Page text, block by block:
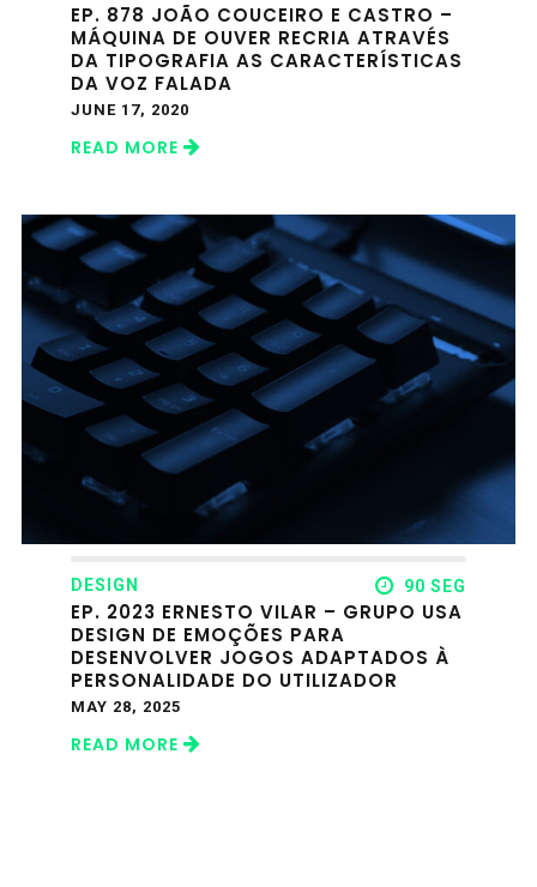
EP. 878 JOÃO COUCEIRO E CASTRO –
MÁQUINA DE OUVER RECRIA ATRAVÉS
DA TIPOGRAFIA AS CARACTERÍSTICAS
DA VOZ FALADA
JUNE 17, 2020
READ MORE
DESIGN 90 SEG
EP. 2023 ERNESTO VILAR – GRUPO USA
DESIGN DE EMOÇÕES PARA
DESENVOLVER JOGOS ADAPTADOS À
PERSONALIDADE DO UTILIZADOR
MAY 28, 2025
READ MORE